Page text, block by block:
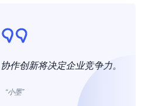
作创新将决定企业竞争力。
“小墨”